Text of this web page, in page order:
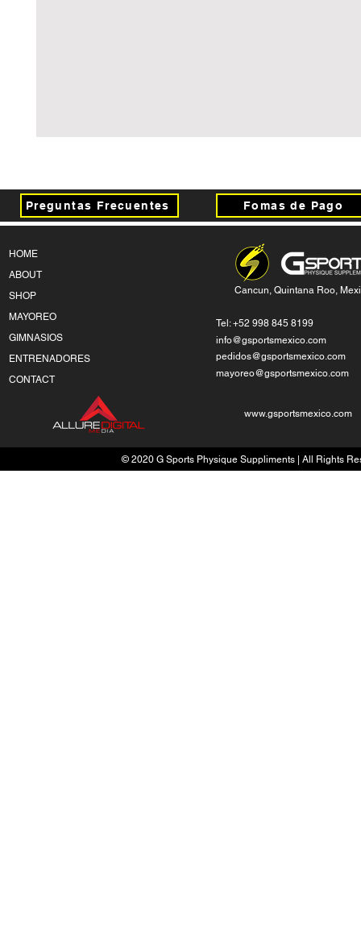
Preguntas Frecuentes Fomas de Pago
HOME
ABOUT
SHOP
MAYOREO
GIMNASIOS
ENTRENADORES
CONTACT
Cancun, Quintana Roo,
Tel: +52 998 845 8199
info@gsportsmexico.com
pedidos@gsportsmexico.com
mayoreo@gsportsmexico.com
www.gsportsmexico.com
© 2020 G Sports Physique Suppliments | All Rights